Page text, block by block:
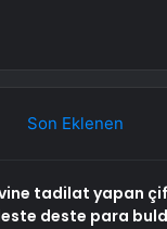
Son Eklenen
tadilat yapan
deste para